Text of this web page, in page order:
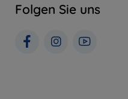
Folgen Sie uns